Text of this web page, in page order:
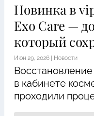
Новинка в
Exo Care —
который
Июн 29, 2026| Новости
в кабинете
проходили